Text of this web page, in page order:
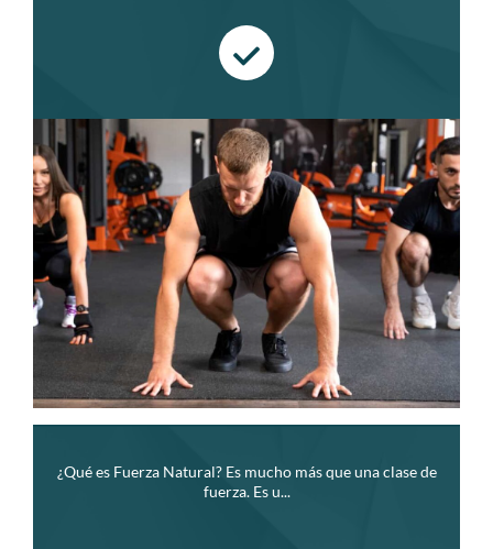
¿Qué es Fuerza Natural? Es mucho más que una clase de
fuerza. Es u...